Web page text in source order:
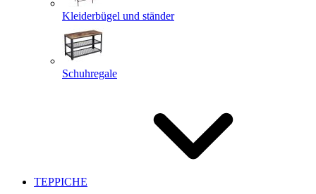
Kleiderbügel und ständer
Schuhregale
TEPPICHE